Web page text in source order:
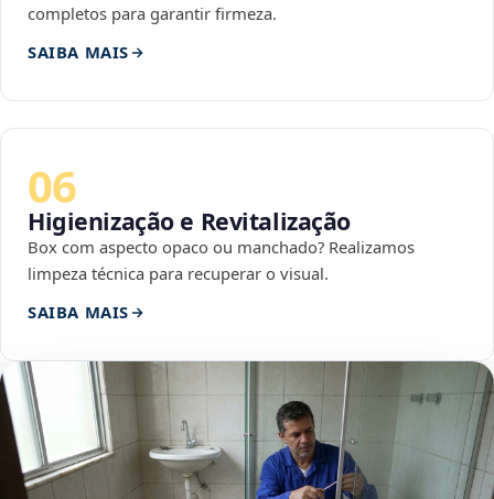
completos para garantir firmeza.
SAIBA MAIS
06
Higienização e Revitalização
Box com aspecto opaco ou manchado? Realizamos
limpeza técnica para recuperar o visual.
SAIBA MAIS